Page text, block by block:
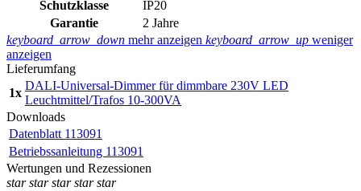
Schutzklasse
IP20
Garantie
2 Jahre
keyboard_arrow_down mehr anzeigen keyboard_arrow_up weniger
anzeigen
Lieferumfang
1x
DALI-Universal-Dimmer für dimmbare 230V LED
Leuchtmittel/Trafos 10-300VA
Downloads
Datenblatt 113091
Betriebssanleitung 113091
Wertungen und Rezessionen
star star star star star